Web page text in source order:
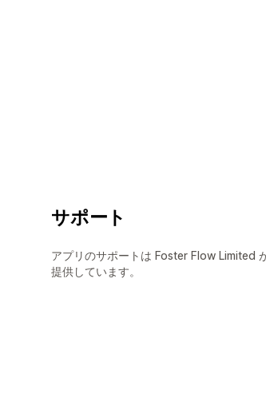
サポート
アプリのサポートは Foster Flow Limited
提供しています。